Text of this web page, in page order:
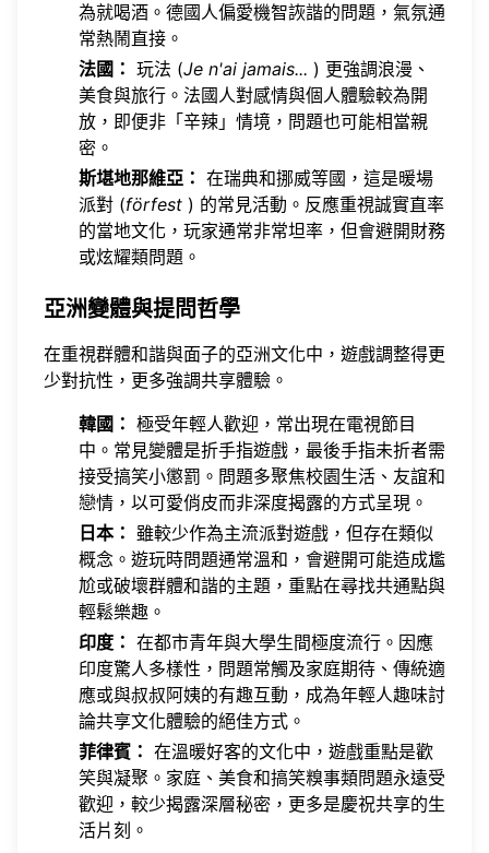
為就喝酒。德國人偏愛機智詼諧的問題，氣氛通
常熱鬧直接。
法國： 玩法 (Je n'ai jamais... ) 更強調浪漫、
美食與旅行。法國人對感情與個人體驗較為開
放，即便非「辛辣」情境，問題也可能相當親
密。
斯堪地那維亞： 在瑞典和挪威等國，這是暖場
派對 (förfest ) 的常見活動。反應重視誠實直率
的當地文化，玩家通常非常坦率，但會避開財務
或炫耀類問題。
亞洲變體與提問哲學
在重視群體和諧與面子的亞洲文化中，遊戲調整得更
少對抗性，更多強調共享體驗。
韓國： 極受年輕人歡迎，常出現在電視節目
中。常見變體是折手指遊戲，最後手指未折者需
接受搞笑小懲罰。問題多聚焦校園生活、友誼和
戀情，以可愛俏皮而非深度揭露的方式呈現。
日本： 雖較少作為主流派對遊戲，但存在類似
概念。遊玩時問題通常溫和，會避開可能造成尷
尬或破壞群體和諧的主題，重點在尋找共通點與
輕鬆樂趣。
印度： 在都市青年與大學生間極度流行。因應
印度驚人多樣性，問題常觸及家庭期待、傳統適
應或與叔叔阿姨的有趣互動，成為年輕人趣味討
論共享文化體驗的絕佳方式。
菲律賓： 在溫暖好客的文化中，遊戲重點是歡
笑與凝聚。家庭、美食和搞笑糗事類問題永遠受
歡迎，較少揭露深層秘密，更多是慶祝共享的生
活片刻。